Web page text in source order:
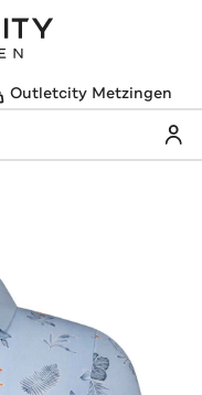
Outletcity Metzingen